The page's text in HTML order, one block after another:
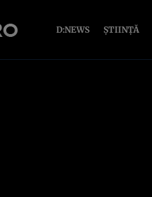
D:NEWS ȘTIINȚĂ